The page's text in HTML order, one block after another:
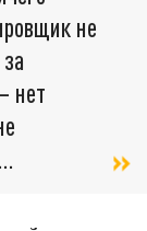
не
нет